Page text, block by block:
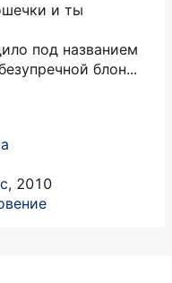
и ты
под названием
блон...
, 2010